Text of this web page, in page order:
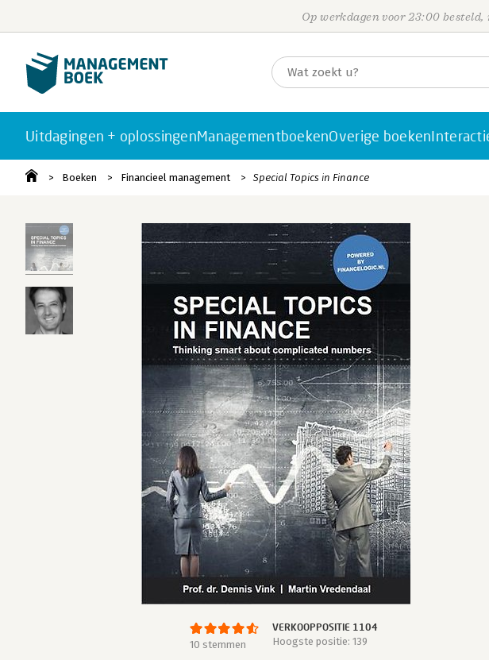
Op werkdagen voor 23:00
Uitdagingen + oplossingenManagementboekenOverige boeken
Boeken Financieel management Special Topics in Finance
10 stemmen
VERKOOPPOSITIE 1104
Hoogste positie: 139